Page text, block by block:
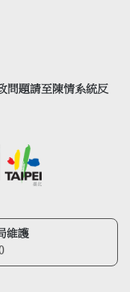
問題請至陳情系統反
維護